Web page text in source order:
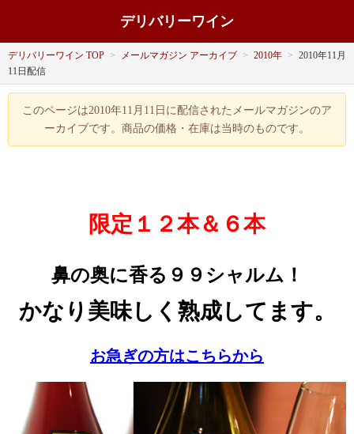
デリバリーワイン
デリバリーワイン TOP > メールマガジン アーカイブ > 2010年 > 2010年11月
11日配信
このページは2010年11月11日に配信されたメールマガジンのア
ーカイブです。商品の価格・在庫は当時のものです。
限定１２本＆６本
鼻の奥に香る９９シャルム！
かなり美味しく熟成してます。
お急ぎの方はこちらから